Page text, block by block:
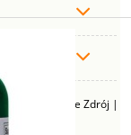
Goczałkowice Zdrój |
| Email: